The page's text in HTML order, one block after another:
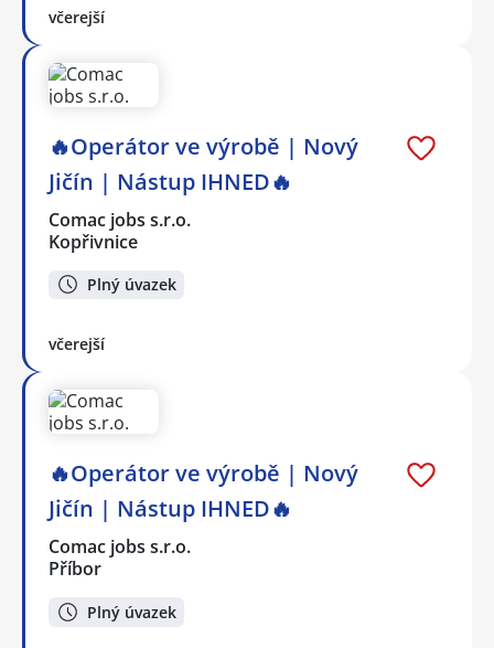
včerejší
🔥Operátor ve výrobě | Nový
Jičín | Nástup IHNED🔥
Comac jobs s.r.o.
Kopřivnice
Plný úvazek
včerejší
🔥Operátor ve výrobě | Nový
Jičín | Nástup IHNED🔥
Comac jobs s.r.o.
Příbor
Plný úvazek